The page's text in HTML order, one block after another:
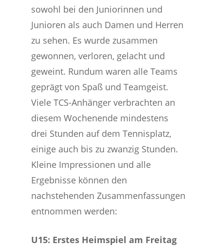
sowohl bei den Juniorinnen und
Junioren als auch Damen und Herren
zu sehen. Es wurde zusammen
gewonnen, verloren, gelacht und
geweint. Rundum waren alle Teams
geprägt von Spaß und Teamgeist.
Viele TCS-Anhänger verbrachten an
diesem Wochenende mindestens
drei Stunden auf dem Tennisplatz,
einige auch bis zu zwanzig Stunden.
Kleine Impressionen und alle
Ergebnisse können den
nachstehenden Zusammenfassungen
entnommen werden:
U15: Erstes Heimspiel am Freitag